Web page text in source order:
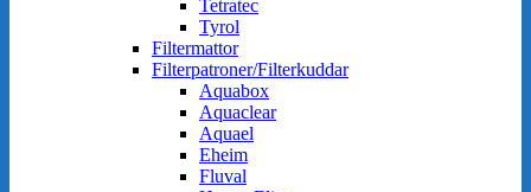
Tetratec
Tyrol
Filtermattor
Filterpatroner/Filterkuddar
Aquabox
Aquaclear
Aquael
Eheim
Fluval